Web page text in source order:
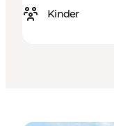
Kinder